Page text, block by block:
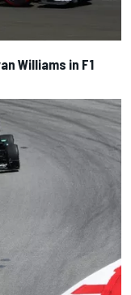
Williams in F1